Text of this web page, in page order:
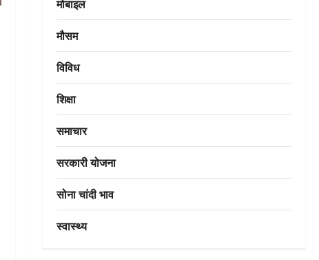
मौसम
विविध
शिक्षा
समाचार
सरकारी योजना
सोना चांदी भाव
स्वास्थ्य